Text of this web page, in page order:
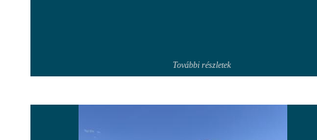
További részletek